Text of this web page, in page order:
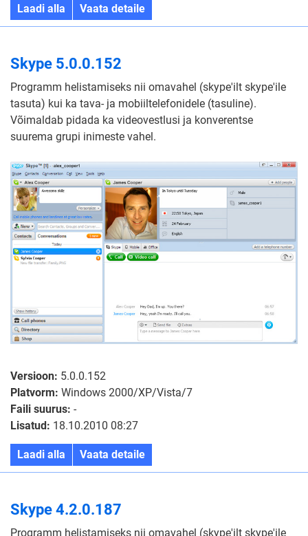
Laadi alla Vaata detaile
Skype 5.0.0.152
Programm helistamiseks nii omavahel (skype'ilt skype'ile
tasuta) kui ka tava- ja mobiiltelefonidele (tasuline).
Võimaldab pidada ka videovestlusi ja konverentse
suurema grupi inimeste vahel.
Versioon: 5.0.0.152
Platvorm: Windows 2000/XP/Vista/7
Faili suurus: -
Lisatud: 18.10.2010 08:27
Laadi alla Vaata detaile
Skype 4.2.0.187
Programm helistamiseks nii omavahel (skype'ilt skype'ile